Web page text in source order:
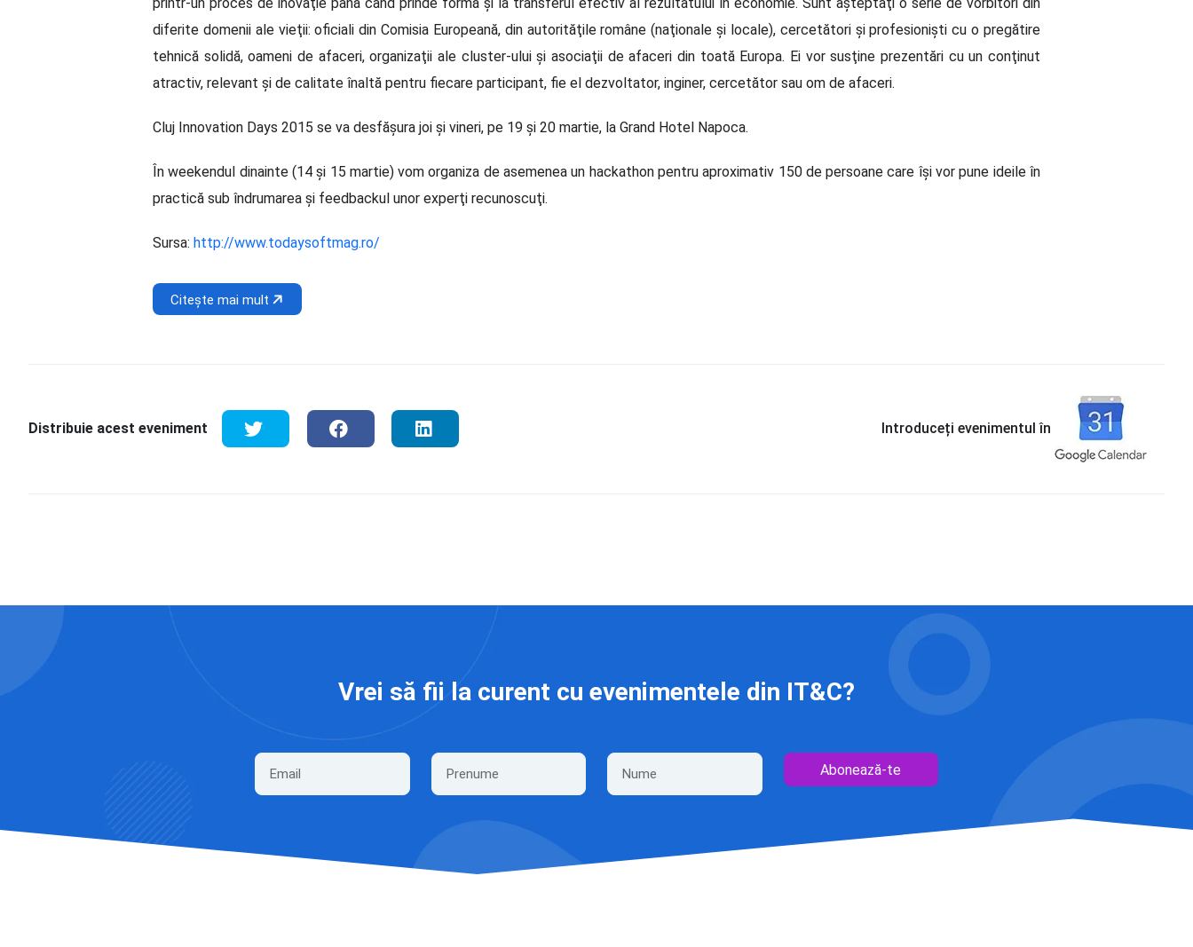
diferite domenii ale vieţii: oficiali din Comisia Europeană, din autorităţile române (naţionale şi locale), cercetători şi profesionişti cu o pregătire
tehnică solidă, oameni de afaceri, organizaţii ale cluster-ului şi asociaţii de afaceri din toată Europa. Ei vor susţine prezentări cu un conţinut
atractiv, relevant şi de calitate înaltă pentru fiecare participant, fie el dezvoltator, inginer, cercetător sau om de afaceri.
Cluj Innovation Days 2015 se va desfăşura joi şi vineri, pe 19 şi 20 martie, la Grand Hotel Napoca.
În weekendul dinainte (14 şi 15 martie) vom organiza de asemenea un hackathon pentru aproximativ 150 de persoane care îşi vor pune ideile în
practică sub îndrumarea şi feedbackul unor experţi recunoscuţi.
Sursa: http://www.todaysoftmag.ro/
Citește mai mult
Distribuie acest eveniment Introduceți evenimentul în
Vrei să fii la curent cu evenimentele din IT&C?
Abonează-te